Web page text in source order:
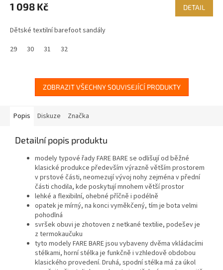
1 098 Kč DETAIL
Dětské textilní barefoot sandály
29
30 31 32
ZOBRAZIT VŠECHNY SOUVISEJÍCÍ PRODUKTY
Popis Diskuze Značka
Detailní popis produktu
modely typové řady FARE BARE se odlišují od běžné
klasické produkce především výrazně větším prostorem
v prstové části, neomezují vývoj nohy zejména v přední
části chodila, kde poskytují mnohem větší prostor
lehké a flexibilní, ohebné příčně i podélně
opatek je mírný, na konci vyměkčený, tím je bota velmi
pohodlná
svršek obuvi je zhotoven z netkané textilie, podešev je
z termokaučuku
tyto modely FARE BARE jsou vybaveny dvěma vkládacími
stélkami, horní stélka je funkčně i vzhledově obdobou
klasického provedení. Druhá, spodní stélka má za úkol